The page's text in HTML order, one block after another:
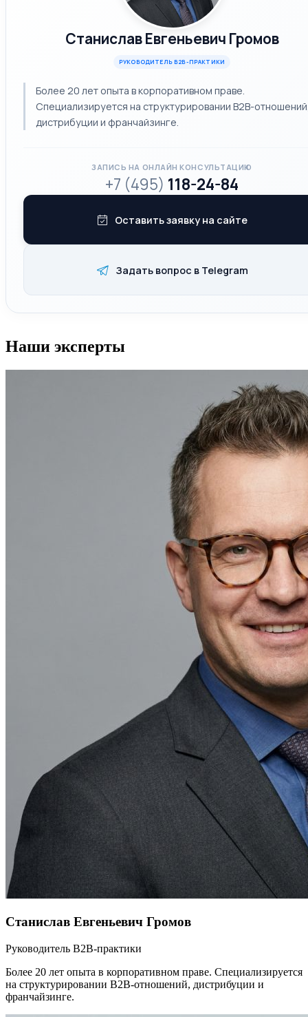
Станислав Евгеньевич Громов
РУКОВОДИТЕЛЬ B2B-ПРАКТИКИ
Более 20 лет опыта в корпоративном праве.
Специализируется на структурировании B2B-
дистрибуции и франчайзинге.
ЗАПИСЬ НА ОНЛАЙН КОНСУЛЬТАЦИЮ
+7 (495) 118-24-84
Оставить заявку на сайте
Задать вопрос в Telegram
Наши эксперты
Станислав Евгеньевич Громов
Руководитель B2B-практики
Более 20 лет опыта в корпоративном праве. Специализируется
на структурировании B2B-отношений, дистрибуции и
франчайзинге.